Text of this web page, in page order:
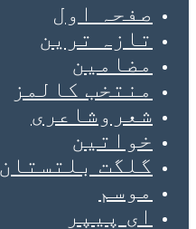
صفحہ اول
تازہ ترین
مضامین
منتخب کالمز
شعروشاعری
خواتین
گلگت بلتستان
موسم
ای پیپر